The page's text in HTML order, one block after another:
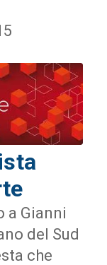
a Gianni
del Sud
che